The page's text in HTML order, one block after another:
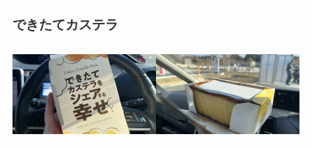
できたてカステラ